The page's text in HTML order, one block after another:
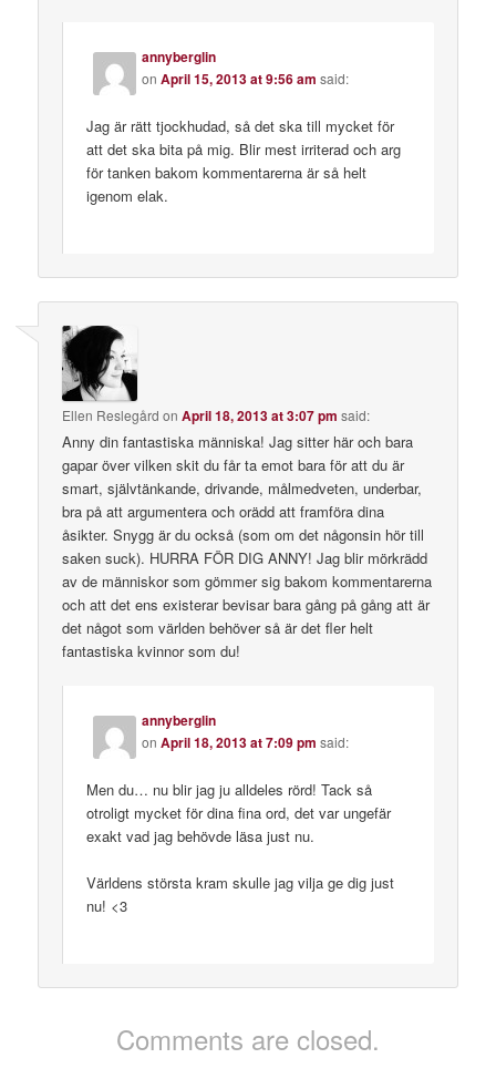
annyberglin
onApril 15, 2013 at 9:56 am said:
Jag är rätt tjockhudad, så det ska till mycket för
att det ska bita på mig. Blir mest irriterad och arg
för tanken bakom kommentarerna är så helt
igenom elak.
Ellen Reslegård onApril 18, 2013 at 3:07 pm said:
Anny din fantastiska människa! Jag sitter här och bara
gapar över vilken skit du får ta emot bara för att du är
smart, självtänkande, drivande, målmedveten, underbar,
bra på att argumentera och orädd att framföra dina
åsikter. Snygg är du också (som om det någonsin hör till
saken suck). HURRA FÖR DIG ANNY! Jag blir mörkrädd
av de människor som gömmer sig bakom kommentarerna
och att det ens existerar bevisar bara gång på gång att är
det något som världen behöver så är det fler helt
fantastiska kvinnor som du!
annyberglin
onApril 18, 2013 at 7:09 pm said:
Men du… nu blir jag ju alldeles rörd! Tack så
otroligt mycket för dina fina ord, det var ungefär
exakt vad jag behövde läsa just nu.
Världens största kram skulle jag vilja ge dig just
nu! <3
Comments are closed.